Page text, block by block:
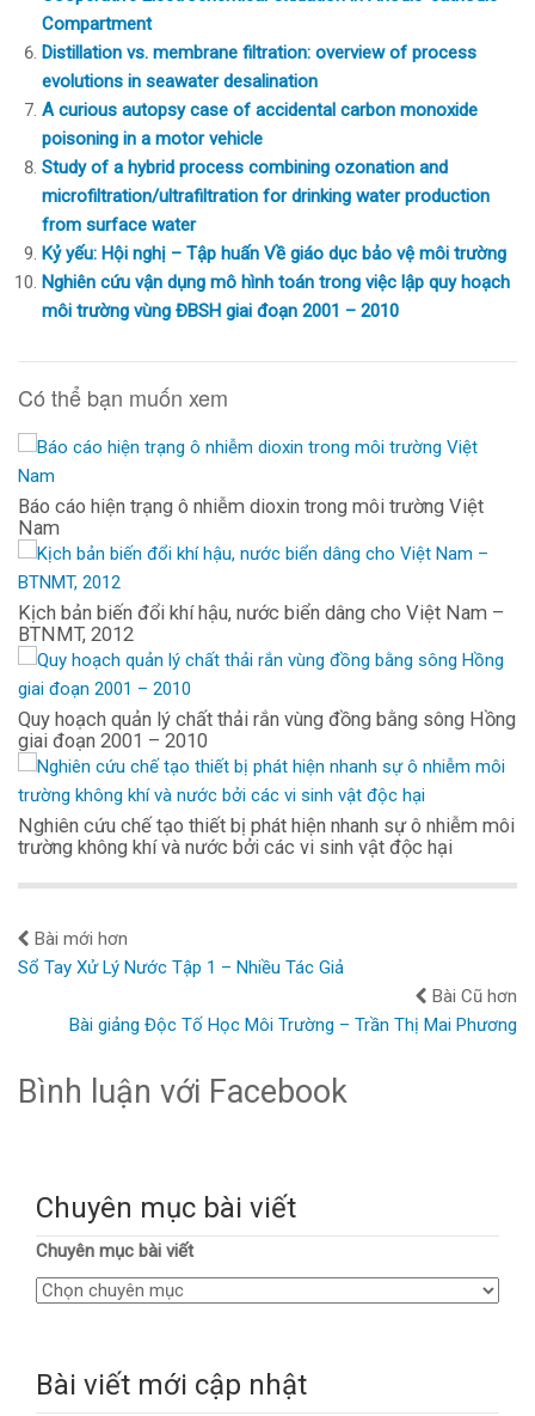
Compartment
Distillation vs. membrane filtration: overview of process
evolutions in seawater desalination
A curious autopsy case of accidental carbon monoxide
poisoning in a motor vehicle
Study of a hybrid process combining ozonation and
microfiltration/ultrafiltration for drinking water production
from surface water
Kỷ yếu: Hội nghị – Tập huấn Về giáo dục bảo vệ môi trường
Nghiên cứu vận dụng mô hình toán trong việc lập quy hoạch
môi trường vùng ĐBSH giai đoạn 2001 – 2010
Có thể bạn muốn xem
Báo cáo hiện trạng ô nhiễm dioxin trong môi trường Việt
Nam
Kịch bản biến đổi khí hậu, nước biển dâng cho Việt Nam –
BTNMT, 2012
Quy hoạch quản lý chất thải rắn vùng đồng bằng sông Hồng
giai đoạn 2001 – 2010
Nghiên cứu chế tạo thiết bị phát hiện nhanh sự ô nhiễm môi
trường không khí và nước bởi các vi sinh vật độc hại
Bài mới hơn
Sổ Tay Xử Lý Nước Tập 1 – Nhiều Tác Giả
Bài Cũ hơn
Bài giảng Độc Tố Học Môi Trường – Trần Thị Mai Phương
Bình luận với Facebook
Chuyên mục bài viết
Chuyên mục bài viết
Bài viết mới cập nhật